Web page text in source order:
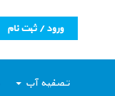
ورود / ثبت نام
تصفیه آب